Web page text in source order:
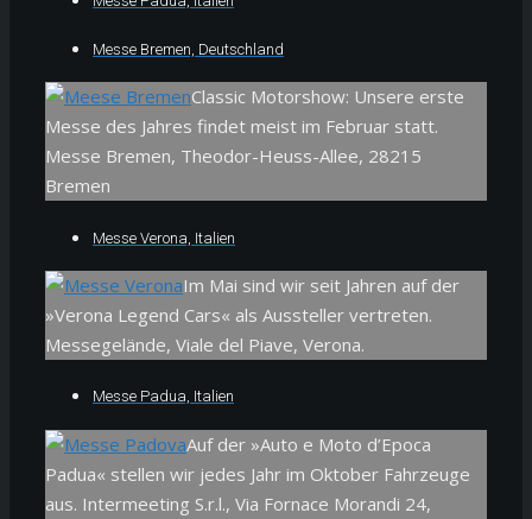
Messe Bremen, Deutschland
Classic Motorshow: Unsere erste
Messe des Jahres findet meist im Februar statt.
Messe Bremen, Theodor-Heuss-Allee, 28215
Bremen
Messe Verona, Italien
Im Mai sind wir seit Jahren auf der
»Verona Legend Cars« als Aussteller vertreten.
Messegelände, Viale del Piave, Verona.
Messe Padua, Italien
Auf der »Auto e Moto d’Epoca
Padua« stellen wir jedes Jahr im Oktober Fahrzeuge
aus. Intermeeting S.r.l., Via Fornace Morandi 24,